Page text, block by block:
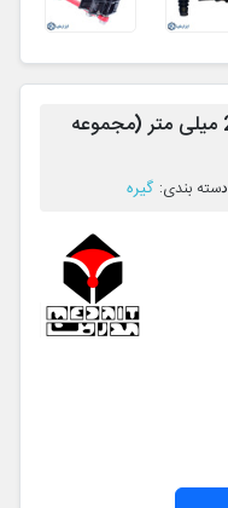
بغل گیر دستی مدریت مدل 0-20 میلی متر (مجموعه
ﺩﺳﺘﻪ ﺑﻨﺪی: گیره